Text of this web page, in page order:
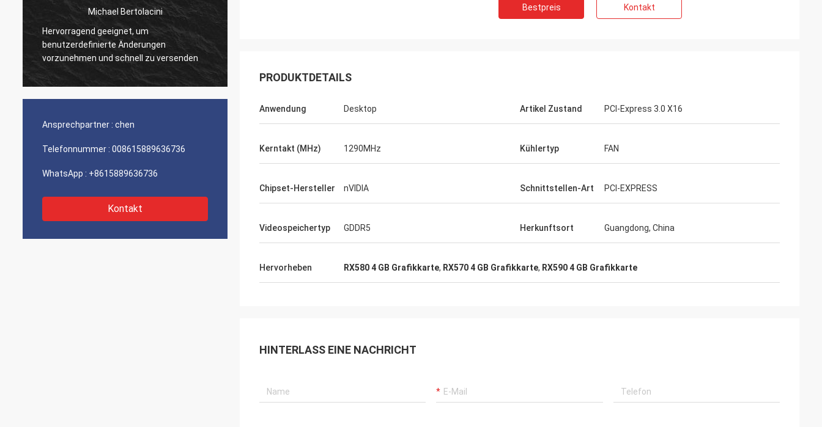
Michael Bertolacini
Hervorragend geeignet, um
benutzerdefinierte Änderungen
vorzunehmen und schnell zu versenden
Ansprechpartner : chen
Telefonnummer : 008615889636736
WhatsApp : +8615889636736
Kontakt
Bestpreis Kontakt
PRODUKTDETAILS
Anwendung Desktop Artikel Zustand PCI-Express 3.0 X16
Kerntakt (MHz) 1290MHz Kühlertyp FAN
Chipset-Hersteller nVIDIA Schnittstellen-Art PCI-EXPRESS
Videospeichertyp GDDR5 Herkunftsort Guangdong, China
Hervorheben RX580 4 GB Grafikkarte, RX570 4 GB Grafikkarte, RX590 4 GB Grafikkarte
HINTERLASS EINE NACHRICHT